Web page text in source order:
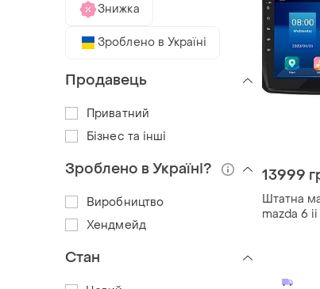
13999
Штатна
mazda 6
Знижка
Зроблено в Україні
Продавець
Приватний
Бізнес та інші
Зроблено в Україні?
Виробництво
Хендмейд
Стан